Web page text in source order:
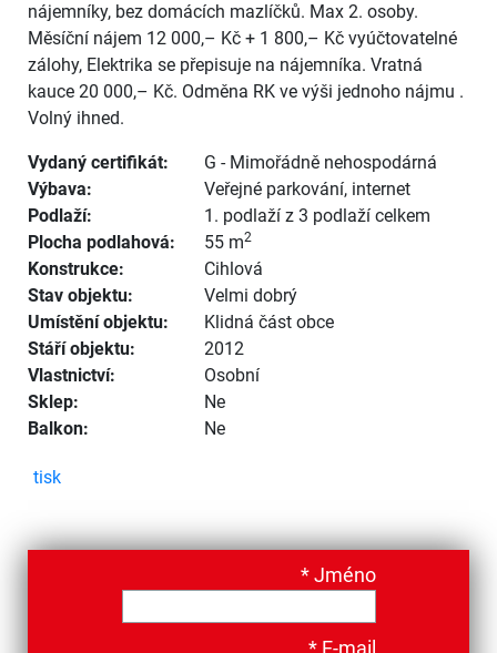
nájemníky, bez domácích mazlíčků. Max 2. osoby.
Měsíční nájem 12 000,– Kč + 1 800,– Kč vyúčtovatelné
zálohy, Elektrika se přepisuje na nájemníka. Vratná
kauce 20 000,– Kč. Odměna RK ve výši jednoho nájmu .
Volný ihned.
Vydaný certifikát:
G - Mimořádně nehospodárná
Výbava:
Veřejné parkování, internet
Podlaží:
1. podlaží z 3 podlaží celkem
Plocha podlahová:
55 m2
Konstrukce:
Cihlová
Stav objektu:
Velmi dobrý
Umístění objektu:
Klidná část obce
Stáří objektu:
2012
Vlastnictví:
Osobní
Sklep:
Ne
Balkon:
Ne
tisk
*Jméno
*E-mail